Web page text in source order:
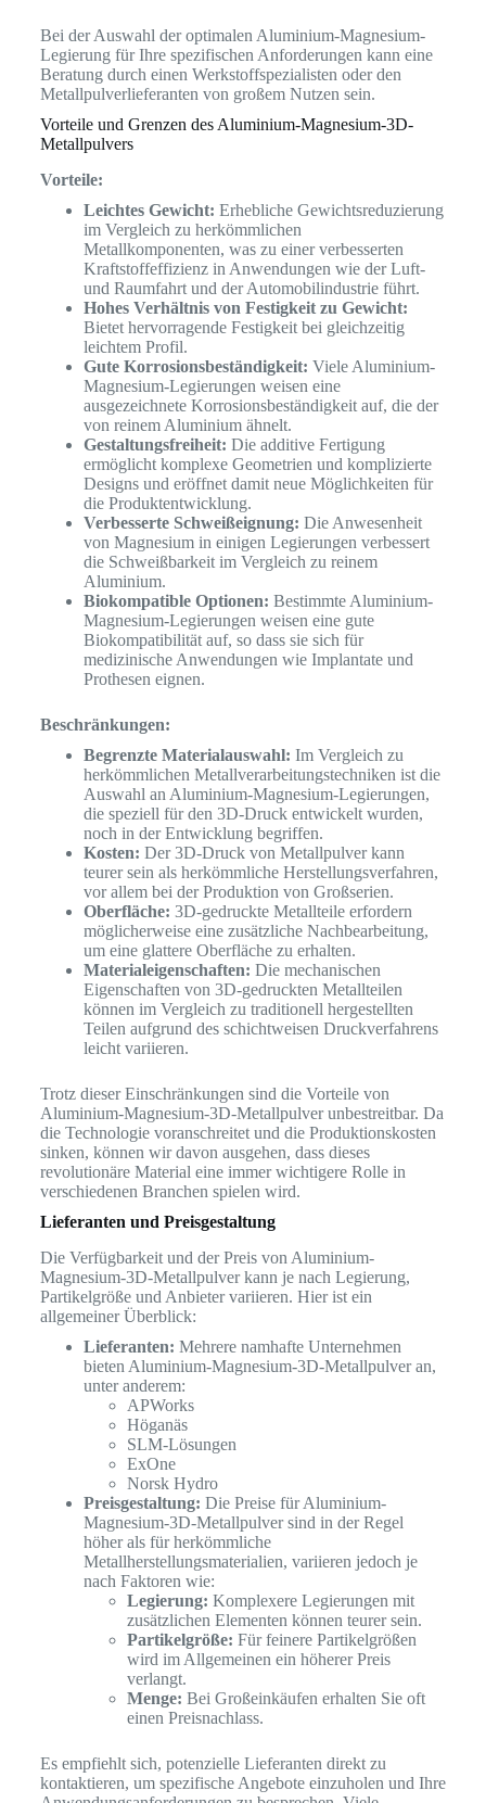
Bei der Auswahl der optimalen Aluminium-Magnesium-
Legierung für Ihre spezifischen Anforderungen kann eine
Beratung durch einen Werkstoffspezialisten oder den
Metallpulverlieferanten von großem Nutzen sein.
Vorteile und Grenzen des Aluminium-Magnesium-3D-
Metallpulvers
Vorteile:
Leichtes Gewicht: Erhebliche Gewichtsreduzierung
im Vergleich zu herkömmlichen
Metallkomponenten, was zu einer verbesserten
Kraftstoffeffizienz in Anwendungen wie der Luft-
und Raumfahrt und der Automobilindustrie führt.
Hohes Verhältnis von Festigkeit zu Gewicht:
Bietet hervorragende Festigkeit bei gleichzeitig
leichtem Profil.
Gute Korrosionsbeständigkeit: Viele Aluminium-
Magnesium-Legierungen weisen eine
ausgezeichnete Korrosionsbeständigkeit auf, die der
von reinem Aluminium ähnelt.
Gestaltungsfreiheit: Die additive Fertigung
ermöglicht komplexe Geometrien und komplizierte
Designs und eröffnet damit neue Möglichkeiten für
die Produktentwicklung.
Verbesserte Schweißeignung: Die Anwesenheit
von Magnesium in einigen Legierungen verbessert
die Schweißbarkeit im Vergleich zu reinem
Aluminium.
Biokompatible Optionen: Bestimmte Aluminium-
Magnesium-Legierungen weisen eine gute
Biokompatibilität auf, so dass sie sich für
medizinische Anwendungen wie Implantate und
Prothesen eignen.
Beschränkungen:
Begrenzte Materialauswahl: Im Vergleich zu
herkömmlichen Metallverarbeitungstechniken ist die
Auswahl an Aluminium-Magnesium-Legierungen,
die speziell für den 3D-Druck entwickelt wurden,
noch in der Entwicklung begriffen.
Kosten: Der 3D-Druck von Metallpulver kann
teurer sein als herkömmliche Herstellungsverfahren,
vor allem bei der Produktion von Großserien.
Oberfläche: 3D-gedruckte Metallteile erfordern
möglicherweise eine zusätzliche Nachbearbeitung,
um eine glattere Oberfläche zu erhalten.
Materialeigenschaften: Die mechanischen
Eigenschaften von 3D-gedruckten Metallteilen
können im Vergleich zu traditionell hergestellten
Teilen aufgrund des schichtweisen Druckverfahrens
leicht variieren.
Trotz dieser Einschränkungen sind die Vorteile von
Aluminium-Magnesium-3D-Metallpulver unbestreitbar. Da
die Technologie voranschreitet und die Produktionskosten
sinken, können wir davon ausgehen, dass dieses
revolutionäre Material eine immer wichtigere Rolle in
verschiedenen Branchen spielen wird.
Lieferanten und Preisgestaltung
Die Verfügbarkeit und der Preis von Aluminium-
Magnesium-3D-Metallpulver kann je nach Legierung,
Partikelgröße und Anbieter variieren. Hier ist ein
allgemeiner Überblick:
Lieferanten: Mehrere namhafte Unternehmen
bieten Aluminium-Magnesium-3D-Metallpulver an,
unter anderem:
APWorks
Höganäs
SLM-Lösungen
ExOne
Norsk Hydro
Preisgestaltung: Die Preise für Aluminium-
Magnesium-3D-Metallpulver sind in der Regel
höher als für herkömmliche
Metallherstellungsmaterialien, variieren jedoch je
nach Faktoren wie:
Legierung: Komplexere Legierungen mit
zusätzlichen Elementen können teurer sein.
Partikelgröße: Für feinere Partikelgrößen
wird im Allgemeinen ein höherer Preis
verlangt.
Menge: Bei Großeinkäufen erhalten Sie oft
einen Preisnachlass.
Es empfiehlt sich, potenzielle Lieferanten direkt zu
kontaktieren, um spezifische Angebote einzuholen und Ihre